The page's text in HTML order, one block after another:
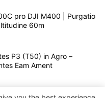
pro DJI M400 | Purgatio
60m
P3 (T50) in Agro –
Eam Ament
Omnidirectionalis |